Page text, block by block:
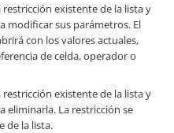
restricción existente de la lista y
modificar sus parámetros. El
con los valores actuales,
de celda, operador o
restricción existente de la lista y
eliminarla. La restricción se
de la lista.